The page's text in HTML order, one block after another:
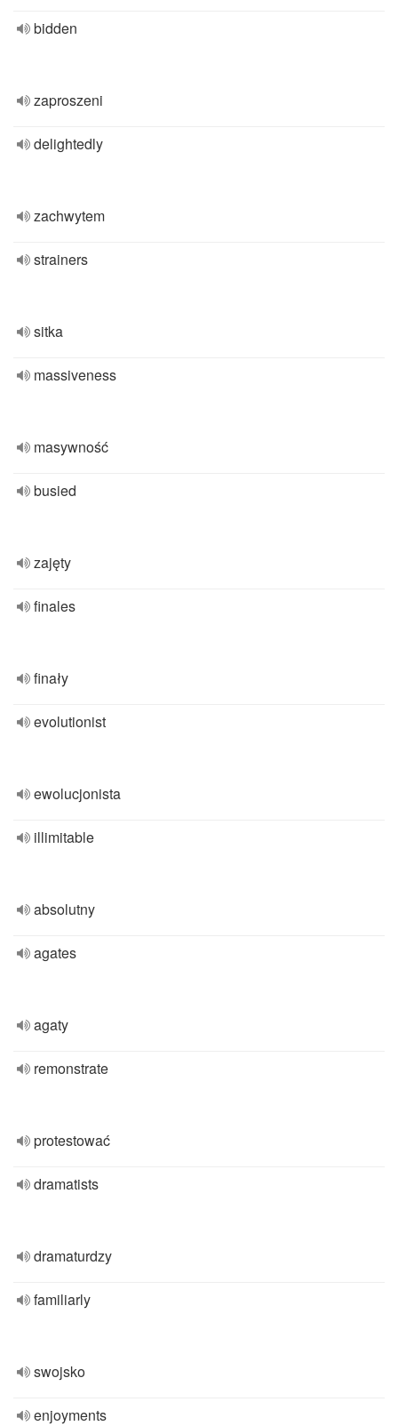
bidden
zaproszeni
delightedly
zachwytem
strainers
sitka
massiveness
masywność
busied
zajęty
finales
finały
evolutionist
ewolucjonista
illimitable
absolutny
agates
agaty
remonstrate
protestować
dramatists
dramaturdzy
familiarly
swojsko
enjoyments